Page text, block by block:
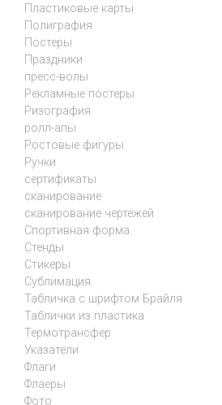
Пластиковые карты
Полиграфия
Постеры
Праздники
пресс-волы
Рекламные постеры
Ризография
ролл-апы
Ростовые фигуры
Ручки
сертификаты
сканирование
сканирование чертежей
Спортивная форма
Стенды
Стикеры
Сублимация
Табличка с шрифтом Брайля
Таблички из пластика
Термотрансфер
Указатели
Флаги
Флаеры
Фото